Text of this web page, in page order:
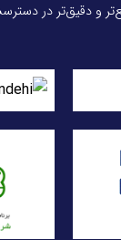
و دقیق‌تر در